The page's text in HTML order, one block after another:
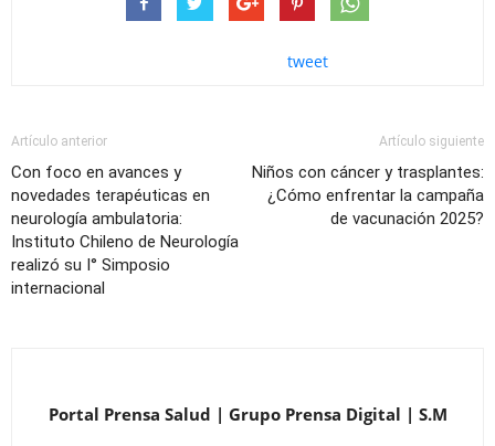
tweet
Artículo anterior
Con foco en avances y
novedades terapéuticas en
neurología ambulatoria:
Instituto Chileno de Neurología
realizó su I° Simposio
internacional
Artículo siguiente
Niños con cáncer y trasplantes:
¿Cómo enfrentar la campaña
de vacunación 2025?
Portal Prensa Salud | Grupo Prensa Digital | S.M